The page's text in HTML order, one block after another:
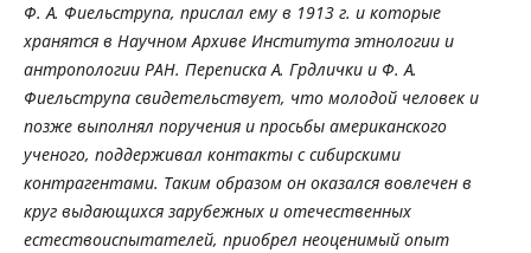
Ф. А. Фиельструпа, прислал ему в 1913 г. и которые
хранятся в Научном Архиве Института этнологии и
антропологии РАН. Переписка А. Грдлички и Ф. А.
Фиельструпа свидетельствует, что молодой человек и
позже выполнял поручения и просьбы американского
ученого, поддерживал контакты с сибирскими
контрагентами. Таким образом он оказался вовлечен в
круг выдающихся зарубежных и отечественных
естествоиспытателей, приобрел неоценимый опыт